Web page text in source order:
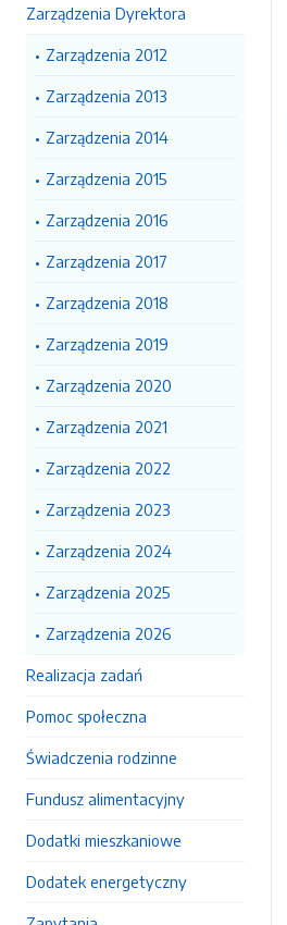
Zarządzenia Dyrektora
Zarządzenia 2012
Zarządzenia 2013
Zarządzenia 2014
Zarządzenia 2015
Zarządzenia 2016
Zarządzenia 2017
Zarządzenia 2018
Zarządzenia 2019
Zarządzenia 2020
Zarządzenia 2021
Zarządzenia 2022
Zarządzenia 2023
Zarządzenia 2024
Zarządzenia 2025
Zarządzenia 2026
Realizacja zadań
Pomoc społeczna
Świadczenia rodzinne
Fundusz alimentacyjny
Dodatki mieszkaniowe
Dodatek energetyczny